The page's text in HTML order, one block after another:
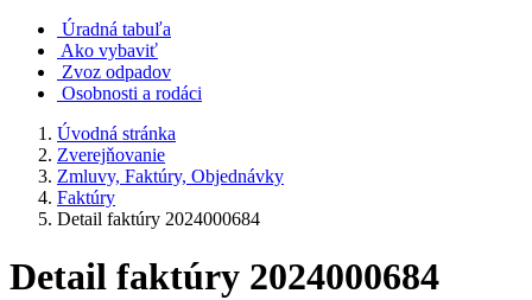
Úradná tabuľa
Ako vybaviť
Zvoz odpadov
Osobnosti a rodáci
Úvodná stránka
Zverejňovanie
Zmluvy, Faktúry, Objednávky
Faktúry
Detail faktúry 2024000684
Detail faktúry 2024000684